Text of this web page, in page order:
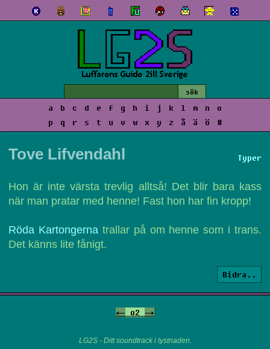
a b c d e f g h i j k l m n
o
p
q r s t u v w x y z å ä ö #
Typer
Tove Lifvendahl
Hon är inte värsta trevlig alltså! Det blir bara kass
när man pratar med henne! Fast hon har fin kropp!
Röda Kartongernatrallar på om henne som i trans.
Det känns lite fånigt.
Bidra..
<- o2 ->
LG2S - Ditt soundtrack i tystnaden.